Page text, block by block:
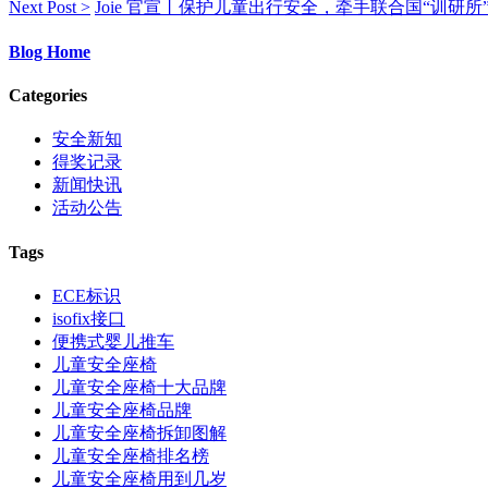
Next Post > Joie 官宣丨保护儿童出行安全，牵手联合国“训研
Blog Home
Categories
安全新知
得奖记录
新闻快讯
活动公告
Tags
ECE标识
isofix接口
便携式婴儿推车
儿童安全座椅
儿童安全座椅十大品牌
儿童安全座椅品牌
儿童安全座椅拆卸图解
儿童安全座椅排名榜
儿童安全座椅用到几岁